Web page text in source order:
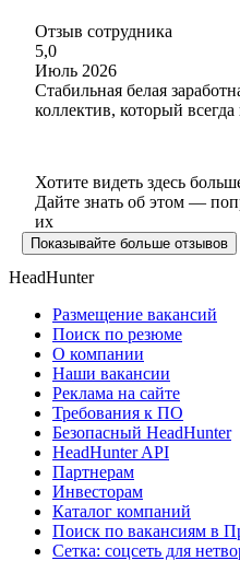
Отзыв сотрудника
5,0
Июль 2026
Стабильная белая
коллектив, который
Хотите видеть здесь
Дайте знать об этом —
их
Показывайте больше отзывов
HeadHunter
Размещение вакансий
Поиск по резюме
О компании
Наши вакансии
Реклама на сайте
Требования к ПО
Безопасный HeadHunter
HeadHunter API
Партнерам
Инвесторам
Каталог компаний
Поиск по вакансиям в
Сетка: соцсеть для